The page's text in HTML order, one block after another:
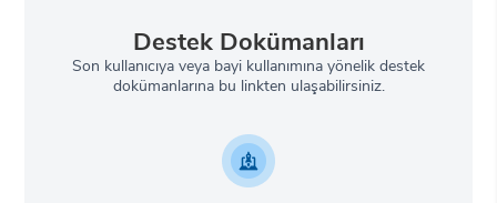
Destek Dokümanları
Son kullanıcıya veya bayi kullanımına yönelik destek
dokümanlarına bu linkten ulaşabilirsiniz.